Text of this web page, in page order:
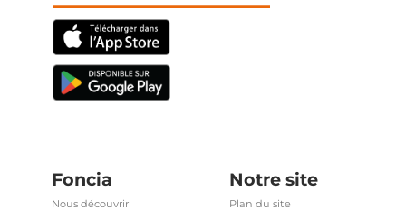
Foncia
Nous découvrir
Notre site
Plan du site